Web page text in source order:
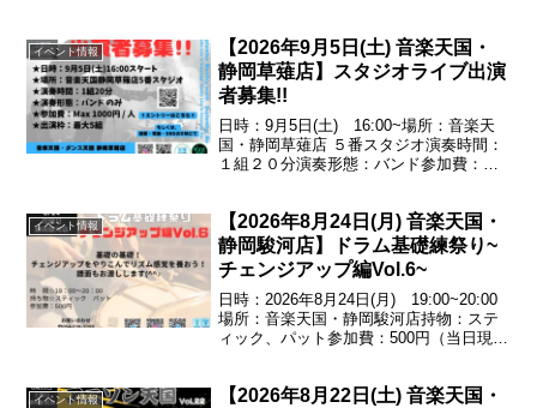
♪AKINO（創聖のアクエリオン）ライ...
イベント情報
【2026年9月5日(土) 音楽天国・
静岡草薙店】スタジオライブ出演
者募集!!
日時：9月5日(土) 16:00~場所：音楽天
国・静岡草薙店 ５番スタジオ演奏時間：
１組２０分演奏形態：バンド参加費：
イベント情報
【2026年8月24日(月) 音楽天国・
静岡駿河店】ドラム基礎練祭り~
チェンジアップ編Vol.6~
日時：2026年8月24日(月) 19:00~20:00
場所：音楽天国・静岡駿河店持物：ステ
ィック、パット参加費：500円（当日現金
します♪エントリー受付中！054...
イベント情報
【2026年8月22日(土) 音楽天国・